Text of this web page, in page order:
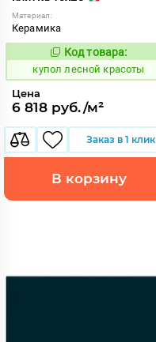
Материал:
Керамика
849540
Код товара:
купол лесной красоты
Цена
6 818 руб./м²
Заказ в 1 клик
В корзину